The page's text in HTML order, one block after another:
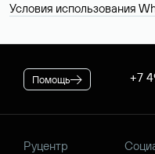
Условия использования
Помощь +7
Руцентр